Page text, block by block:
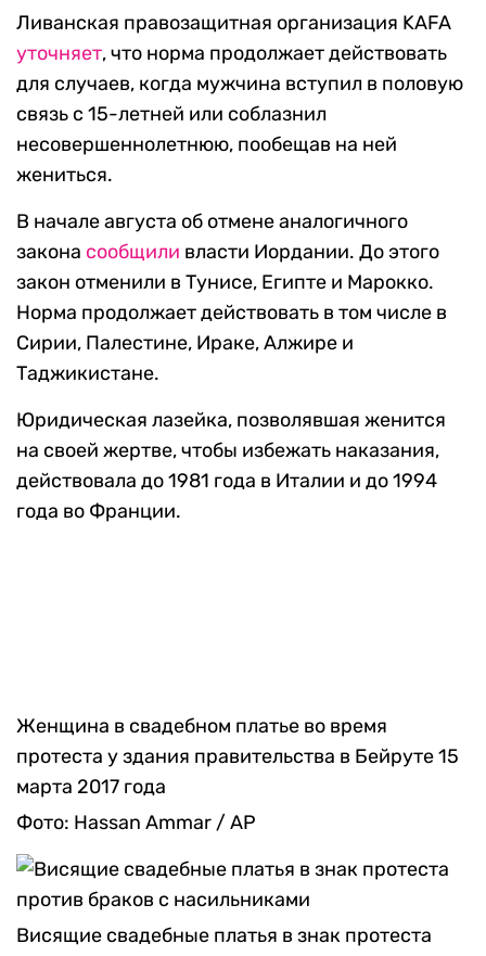
Ливанская правозащитная организация KAFA
уточняет, что норма продолжает действовать
для случаев, когда мужчина вступил в половую
связь с 15-летней или соблазнил
несовершеннолетнюю, пообещав на ней
жениться.
В начале августа об отмене аналогичного
закона сообщили власти Иордании. До этого
закон отменили в Тунисе, Египте и Марокко.
Норма продолжает действовать в том числе в
Сирии, Палестине, Ираке, Алжире и
Таджикистане.
Юридическая лазейка, позволявшая женится
на своей жертве, чтобы избежать наказания,
действовала до 1981 года в Италии и до 1994
года во Франции.
Женщина в свадебном платье во время
протеста у здания правительства в Бейруте 15
марта 2017 года
Фото: Hassan Ammar / AP
Висящие свадебные платья в знак протеста